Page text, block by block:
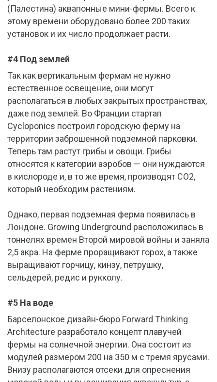
(Палестина) аквапонные мини-фермы. Всего к
этому времени оборудовано более 200 таких
установок и их число продолжает расти.
#4 Под землей
Так как вертикальным фермам не нужно
естественное освещение, они могут
располагаться в любых закрытых пространствах,
даже под землей. Во Франции стартап
Cycloponics построил городскую ферму на
территории заброшенной подземной парковки.
Теперь там растут грибы и овощи. Грибы
относятся к категории аэробов — они нуждаются
в кислороде и, в то же время, производят CO2,
который необходим растениям.
Однако, первая подземная ферма появилась в
Лондоне. Growing Underground расположилась в
тоннелях времен Второй мировой войны и заняла
2,5 акра. На ферме проращивают горох, а также
выращивают горчицу, кинзу, петрушку,
сельдерей, редис и рукколу.
#5 На воде
Барселонское дизайн-бюро Forward Thinking
Architecture разработало концепт плавучей
фермы на солнечной энергии. Она состоит из
модулей размером 200 на 350 м с тремя ярусами.
Внизу располагаются отсеки для опреснения